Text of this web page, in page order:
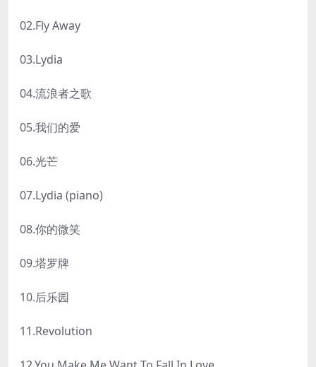
02.Fly Away
03.Lydia
04.流浪者之歌
05.我们的爱
06.光芒
07.Lydia (piano)
08.你的微笑
09.塔罗牌
10.后乐园
11.Revolution